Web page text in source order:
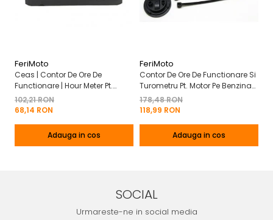
FeriMoto
Ceas | Contor De Ore De
Functionare | Hour Meter Pt.
Motor Pe Benzina 2T | 4T
102,21 RON
68,14 RON
Adauga in cos
FeriMoto
Contor De Ore De Functionare Si
Turometru Pt. Motor Pe Benzina
2T | 4T Cu Capac De Baterie
178,48 RON
118,99 RON
Adauga in cos
SOCIAL
Urmareste-ne in social media